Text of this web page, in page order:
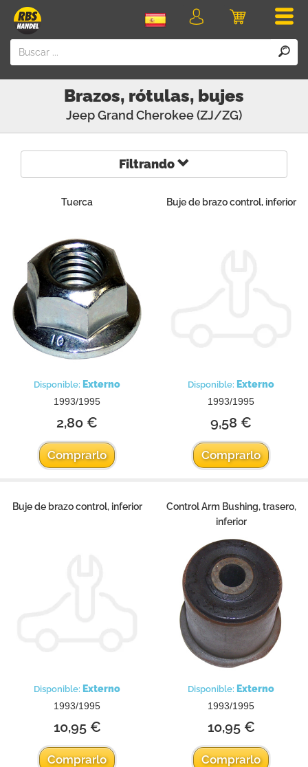
Carro
Iniciar
Brazos, rótulas, bujes
JeepGrand Cherokee (ZJ/ZG)
Filtrando
Tuerca
Disponible: Externo
1993/1995
2,80 €
Comprarlo
Buje de brazo control, inferior
Disponible: Externo
1993/1995
9,58 €
Comprarlo
Buje de brazo control, inferior
Disponible: Externo
1993/1995
10,95 €
Comprarlo
Control Arm Bushing, trasero,
inferior
Disponible: Externo
1993/1995
10,95 €
Comprarlo